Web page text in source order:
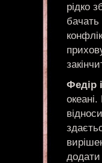
рідко
бачать
Федір
додати